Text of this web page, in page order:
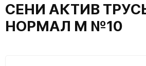
СЕНИ АКТИВ
НОРМАЛ M №10